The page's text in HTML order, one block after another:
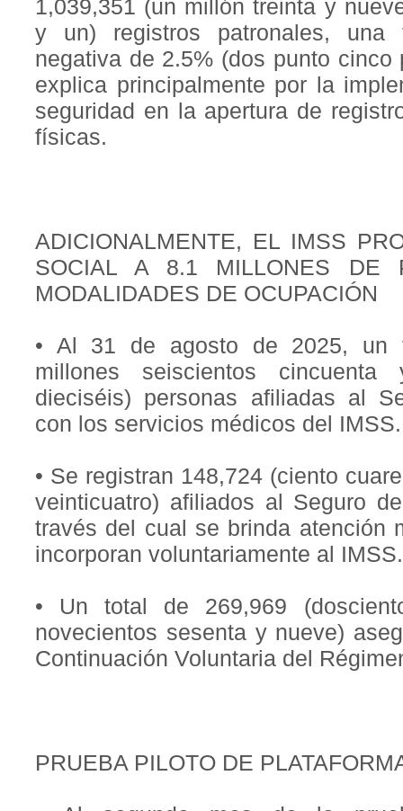
1,039,351 (un millón treinta y
y un) registros patronales, una
negativa de 2.5% (dos punto
explica principalmente por la
seguridad en la apertura de
físicas.
ADICIONALMENTE, EL IMSS
SOCIAL A 8.1 MILLONES DE
MODALIDADES DE OCUPACIÓN
• Al 31 de agosto de 2025, un
millones seiscientos
dieciséis) personas afiliadas al
con los servicios médicos del IMSS.
• Se registran 148,724 (ciento
veinticuatro) afiliados al Seguro
través del cual se brinda atención
incorporan voluntariamente al IMSS.
• Un total de 269,969
novecientos sesenta y nueve)
Continuación Voluntaria del
PRUEBA PILOTO DE